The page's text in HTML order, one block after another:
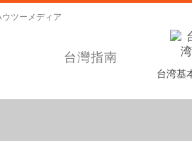
ツーメディア
台灣指南
台湾基